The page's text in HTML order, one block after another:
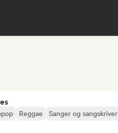
Reggae
Sanger og sangskriver